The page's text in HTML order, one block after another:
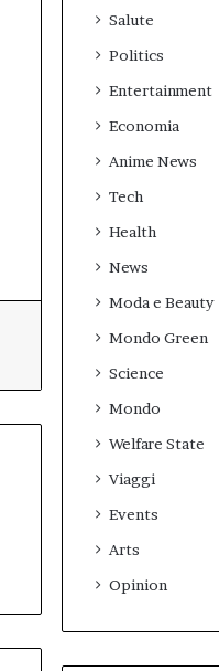
Salute
Politics
Entertainment
Economia
Anime News
Tech
Health
News
Moda e Beauty
Mondo Green
Science
Mondo
Welfare State
Viaggi
Events
Arts
Opinion